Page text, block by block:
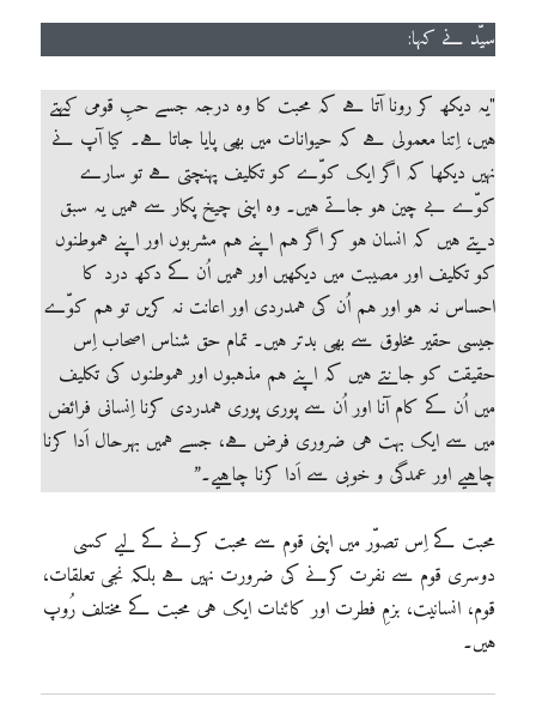
سیّد نے کہا:
"یہ دیکھ کر رونا آتا ہے کہ محبت کا وہ درجہ جسے حبِ قومی کہتے
ہیں، اِتنا معمولی ہے کہ حیوانات میں بھی پایا جاتا ہے۔ کیا آپ نے
نہیں دیکھا کہ اگر ایک کوّے کو تکلیف پہنچتی ہے تو سارے
کوّے بے چین ہو جاتے ہیں۔ وہ اپنی چیخ پکار سے ہمیں یہ سبق
دیتے ہیں کہ انسان ہو کر اگر ہم اپنے ہم مشربوں اور اپنے ہموطنوں
کو تکلیف اور مصیبت میں دیکھیں اور ہمیں اُن کے دکھ درد کا
احساس نہ ہو اور ہم اُن کی ہمدردی اور اعانت نہ کریں تو ہم کوّے
جیسی حقیر مخلوق سے بھی بدتر ہیں۔ تمام حق شناس اصحاب اِس
حقیقت کو جانتے ہیں کہ اپنے ہم مذہبوں اور ہموطنوں کی تکلیف
میں اُن کے کام آنا اور اُن سے پوری پوری ہمدردی کرنا اِنسانی فرائض
میں سے ایک بہت ہی ضروری فرض ہے، جسے ہمیں بہرحال اَدا کرنا
چاہیے اور عمدگی و خوبی سے اَدا کرنا چاہیے۔”
محبت کے اِس تصوّر میں اپنی قوم سے محبت کرنے کے لیے کسی
دوسری قوم سے نفرت کرنے کی ضرورت نہیں ہے بلکہ نجی تعلقات،
قوم، انسانیت، بزمِ فطرت اور کائنات ایک ہی محبت کے مختلف رُوپ
ہیں۔